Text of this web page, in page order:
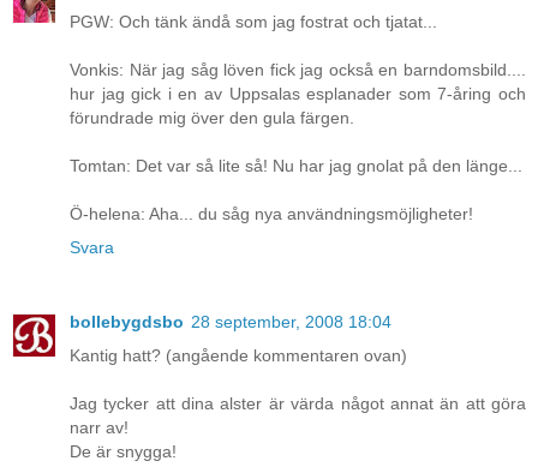
PGW: Och tänk ändå som jag fostrat och tjatat...
Vonkis: När jag såg löven fick jag också en barndomsbild....
hur jag gick i en av Uppsalas esplanader som 7-åring och
förundrade mig över den gula färgen.
Tomtan: Det var så lite så! Nu har jag gnolat på den länge...
Ö-helena: Aha... du såg nya användningsmöjligheter!
Svara
bollebygdsbo 28 september, 2008 18:04
Kantig hatt? (angående kommentaren ovan)
Jag tycker att dina alster är värda något annat än att göra
narr av!
De är snygga!